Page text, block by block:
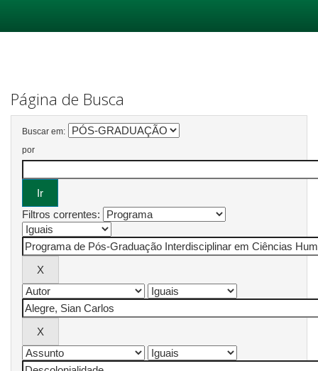
Página de Busca
Buscar em:
por
Filtros correntes: